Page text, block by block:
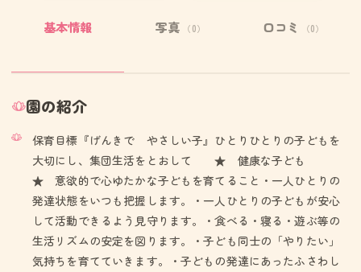
基本情報 写真 （0） 口コミ （0）
園の紹介
保育目標『げんきで やさしい子』ひとりひとりの子どもを
大切にし、集団生活をとおして ★ 健康な子ども
★ 意欲的で心ゆたかな子どもを育てること・一人ひとりの
発達状態をいつも把握します。・一人ひとりの子どもが安心
して活動できるよう見守ります。・食べる・寝る・遊ぶ等の
生活リズムの安定を図ります。・子ども同士の「やりたい」
気持ちを育てていきます。・子どもの発達にあったふさわし